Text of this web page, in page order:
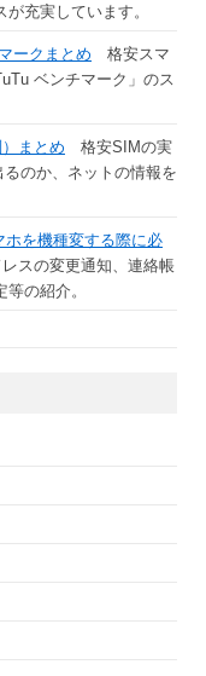
充実しています。
ークまとめ 格安スマ
ベンチマーク」のス
まとめ 格安SIMの実
のか、ネットの情報を
を機種変する際に必
スの変更通知、連絡帳
の紹介。